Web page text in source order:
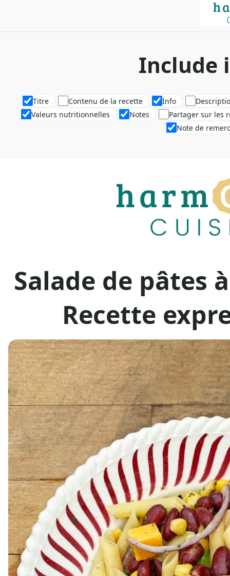
Include
Titre Contenu de la recette Info
Valeurs nutritionnelles
Notes
Partager sur les
Note de
Salade de pâtes
Recette